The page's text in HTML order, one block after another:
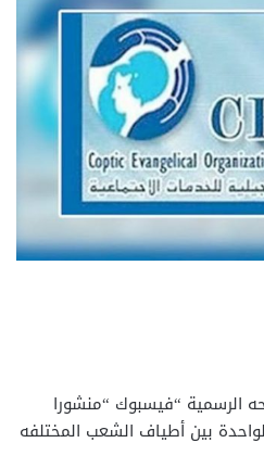
الرسمية “فيسبوك “منشورا
بين أطياف الشعب المختلفه